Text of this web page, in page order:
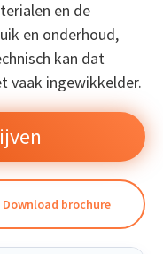
en de
en onderhoud,
kan dat
vaak ingewikkelder.
Download brochure